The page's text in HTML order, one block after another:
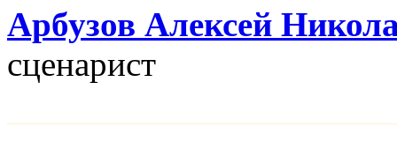
Арбузов Алексей
сценарист